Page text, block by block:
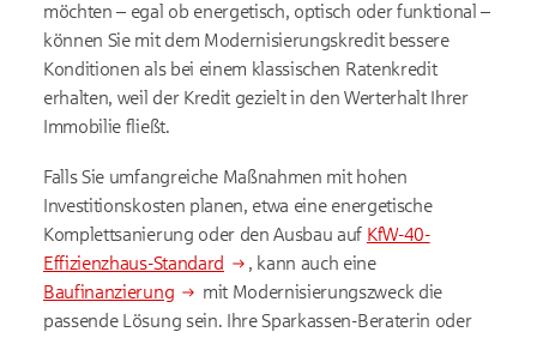
möchten – egal ob energetisch, optisch oder funktional –
können Sie mit dem Modernisierungskredit bessere
Konditionen als bei einem klassischen Ratenkredit
erhalten, weil der Kredit gezielt in den Werterhalt Ihrer
Immobilie fließt.
Falls Sie umfangreiche Maßnahmen mit hohen
Investitionskosten planen, etwa eine energetische
Komplettsanierung oder den Ausbau auf KfW-40-
Effizienzhaus-Standard
, kann auch eine
Baufinanzierung
mit Modernisierungszweck die
passende Lösung sein. Ihre Sparkassen-Beraterin oder